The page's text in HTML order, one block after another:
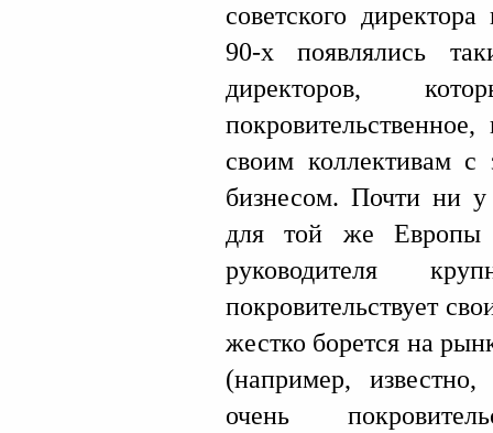
советского
90-х появлялись
директоров,
своим коллективам с
бизнесом. Почти ни у
для той же
руководителя
покровительствует
жестко борется на
(например,
очень